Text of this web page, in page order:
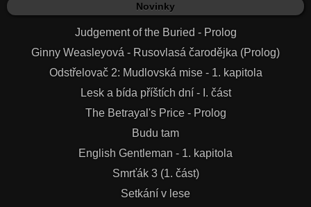
Novinky
Judgement of the Buried - Prolog
Ginny Weasleyová - Rusovlasá čarodějka (Prolog)
Odstřelovač 2: Mudlovská mise - 1. kapitola
Lesk a bída příštích dní - I. část
The Betrayal's Price - Prolog
Budu tam
English Gentleman - 1. kapitola
Smrťák 3 (1. část)
Setkání v lese